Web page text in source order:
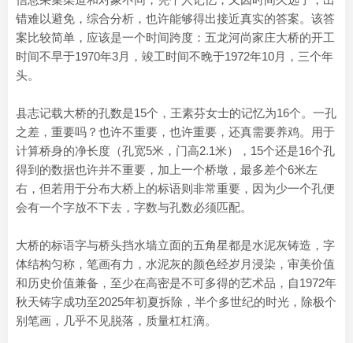
错难以避免，综合分析，也许能够得出接近真实的答案。该答
案比较简单，应该是一个时间跨度：五龙河尚家庄大桥的开工
时间不早于1970年3月，竣工时间不晚于1972年10月，三个年
头。
县志记载大桥的孔数是15个，王素芬女士的记忆为16个。一孔
之差，重要吗？也许不重要，也许重要，还真需要养鸡。用于
计算桥身的净长度（孔宽5米，门高2.1米），15个还是16个孔
得到的数据也许并不重要，加上一个桥墩，最多差个6米左
右，但若用于分布大桥上的标语则非常重要，因为少一个孔便
会有一个字放不下去，字数与孔数必须匹配。
大桥的标语字与桥头挡水墙立面的五角星都是水泥灰铸造，字
体结构匀称，笔画有力，水泥灰的颜色经岁月浸染，审美价值
和历史价值兼备，至少在高密是不可多得的艺术品，自1972年
秋天铸字成功至2025年初夏拆除，半个多世纪的时光，除极个
别笔画，几乎不见脱落，质量杠杠滴。